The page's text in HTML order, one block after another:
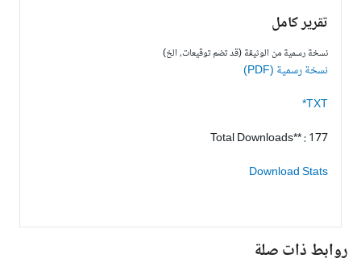
تقرير كامل
نسخة رسمية من الوثيقة (قد تضم توقيعات، الخ)
نسخة رسمية (PDF)
TXT*
Total Downloads** : 177
Download Stats
روابط ذات صلة